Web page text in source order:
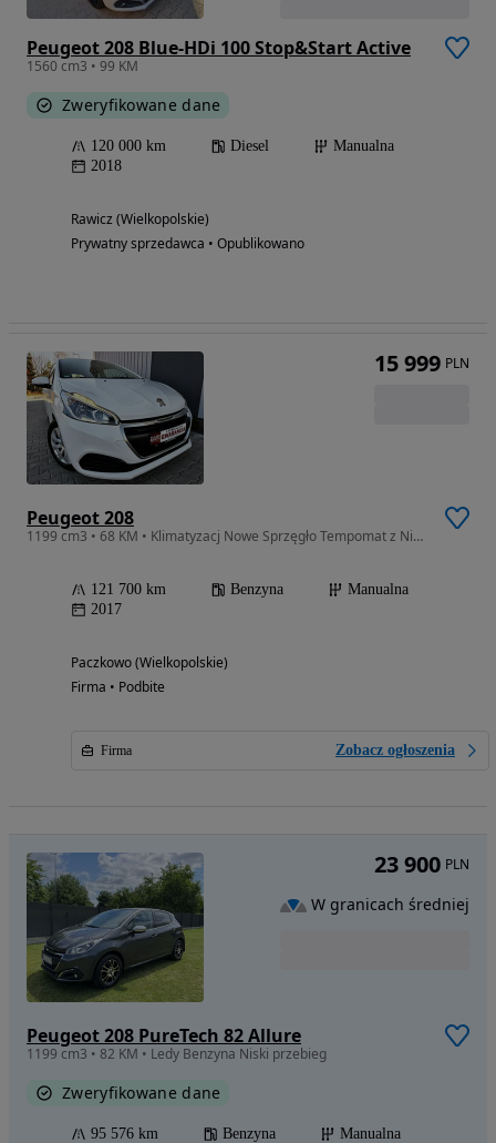
Peugeot 208 Blue-HDi 100 Stop&Start Active
1560 cm3 • 99 KM
Zweryfikowane dane
120 000 km Diesel
Manualna
2018
Rawicz (Wielkopolskie)
Prywatny sprzedawca • Opublikowano
Peugeot 208
1199 cm3 • 68 KM • Klimatyzacj Nowe Sprzęgło Tempomat z Niemiec Polecam!!!
121 700 km Benzyna
Manualna
2017
Paczkowo (Wielkopolskie)
Firma • Podbite
Firma Zobacz ogłoszenia
15 999 PLN
Peugeot 208 PureTech 82 Allure
1199 cm3 • 82 KM • Ledy Benzyna Niski przebieg
Zweryfikowane dane
95 576 km Benzyna
Manualna
23 900 PLN
W granicach średniej